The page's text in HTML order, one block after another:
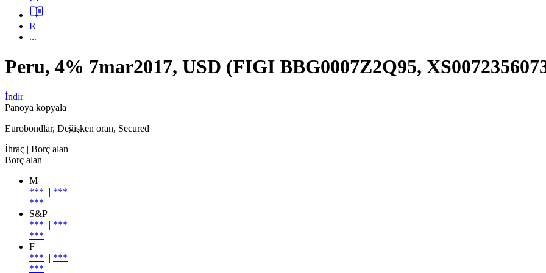
R
...
Peru, 4% 7mar2017, USD (FIGI BBG0007Z2Q95,
İndir
Panoya kopyala
Eurobondlar, Değişken oran, Secured
İhraç | Borç alan
Borç alan
M
*** | ***
***
S&P
*** | ***
***
F
*** | ***
***